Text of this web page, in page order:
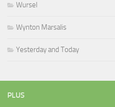
Wursel
Wynton Marsalis
Yesterday and Today
PLUS